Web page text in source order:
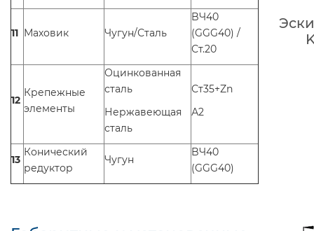
11 Маховик Чугун/Сталь
BЧ40
(GGG40) /
Ст.20
12
Крепежные
элементы
Оцинкованная
сталь
Нержавеющая
сталь
Ст35+Zn
А2
13
Конический
редуктор
Чугун
BЧ40
(GGG40)